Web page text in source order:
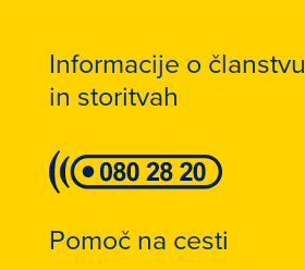
Informacije o članstvu
in storitvah
Pomoč na cesti